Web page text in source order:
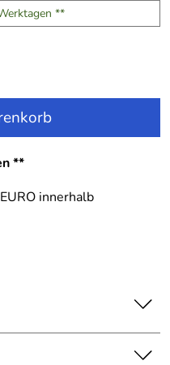
**
**
innerhalb
gestreift hellblau